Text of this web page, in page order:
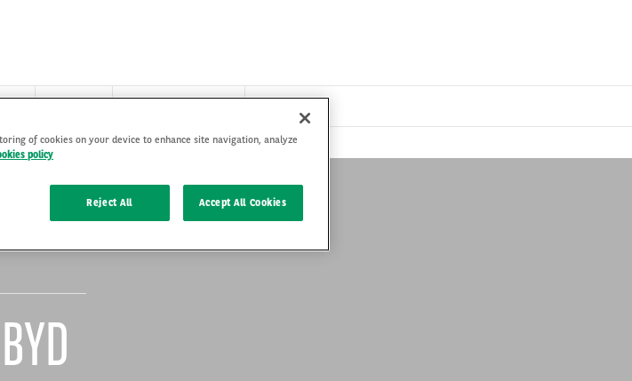
BYD
of cookies on your device to enhance site navigation, analyze
policy
Reject All Accept All Cookies